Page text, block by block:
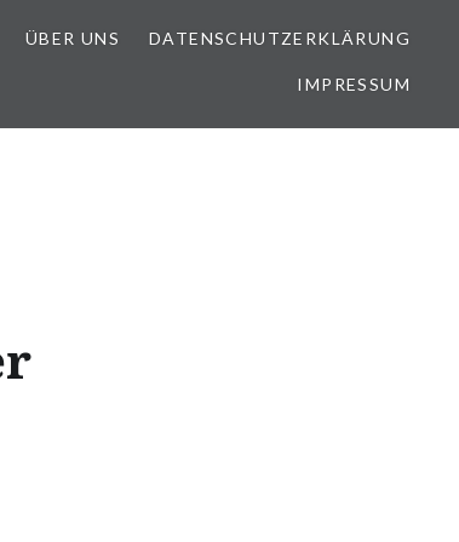
ÜBER UNS DATENSCHUTZERKLÄRUNG
IMPRESSUM